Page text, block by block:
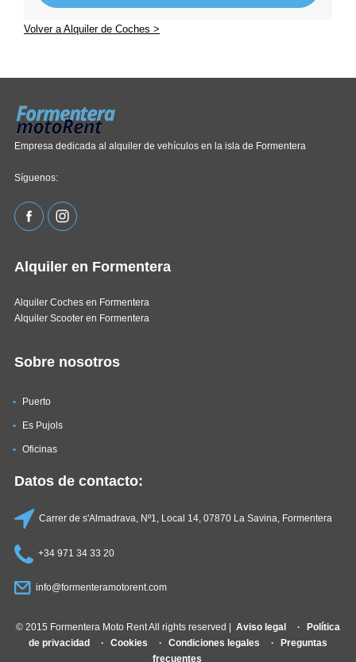
Volver a Alquiler de Coches >
Empresa dedicada al alquiler de vehículos en la isla de Formentera
Síguenos:
Alquiler en Formentera
Alquiler Coches en Formentera
Alquiler Scooter en Formentera
Sobre nosotros
Puerto
Es Pujols
Oficinas
Datos de contacto:
Carrer de s'Almadrava, Nº1, Local 14, 07870 La Savina, Formentera
+34 971 34 33 20
info@formenteramotorent.com
© 2015 Formentera Moto Rent All rights reserved | Aviso legal
Política
de privacidad
Cookies Condiciones legales
Preguntas
frecuentes